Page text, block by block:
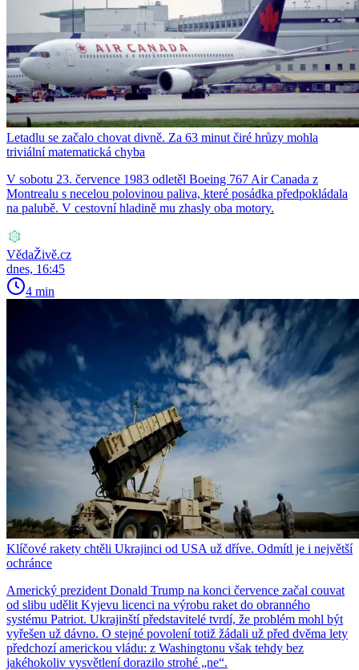
Letadlu se začalo chovat divně. Za 63 minut čiré hrůzy mohla
triviální matematická chyba
V sobotu 23. července 1983 odletěl Boeing 767 Air Canada z
Montrealu s necelou polovinou paliva, které posádka předpokládala
na palubě. V cestovní hladině mu zhasly oba motory.
VědaŽivě.cz
dnes, 16:45
4 min
Klíčové rakety chtěli Ukrajinci od USA už dříve. Odmítl je i největší
ochránce
Americký prezident Donald Trump na konci července začal couvat
od slibu udělit Kyjevu licenci na výrobu raket do obranného
systému Patriot. Ukrajinští představitelé tvrdí, že problém mohl být
vyřešen už dávno. O stejné povolení totiž žádali už před dvěma lety
předchozí americkou vládu: z Washingtonu však tehdy bez
jakéhokoliv vysvětlení dorazilo strohé „ne“.